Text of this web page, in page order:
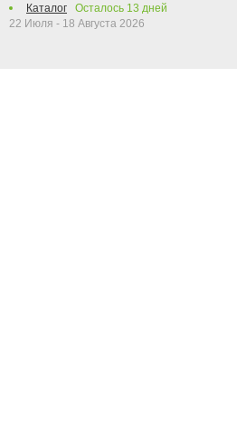
Каталог
Осталось 13 дней
22 Июля - 18 Августа 2026